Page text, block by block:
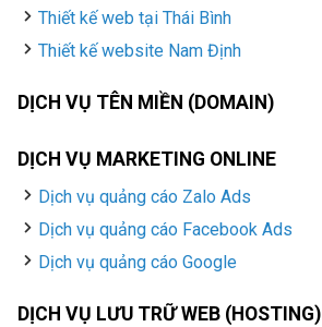
Thiết kế web tại Thái Bình
Thiết kế website Nam Định
DỊCH VỤ TÊN MIỀN (DOMAIN)
DỊCH VỤ MARKETING ONLINE
Dịch vụ quảng cáo Zalo Ads
Dịch vụ quảng cáo Facebook Ads
Dịch vụ quảng cáo Google
DỊCH VỤ LƯU TRỮ WEB (HOSTING)